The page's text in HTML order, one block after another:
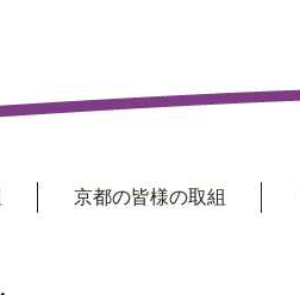
京都の皆様の取組